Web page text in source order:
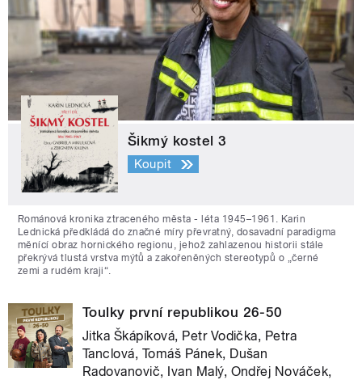
Šikmý kostel 3
Koupit
Románová kronika ztraceného města - léta 1945–1961. Karin
Lednická předkládá do značné míry převratný, dosavadní paradigma
měnící obraz hornického regionu, jehož zahlazenou historii stále
překrývá tlustá vrstva mýtů a zakořeněných stereotypů o „černé
zemi a rudém kraji“.
Toulky první republikou 26-50
Jitka Škápíková, Petr Vodička, Petra
Tanclová, Tomáš Pánek, Dušan
Radovanovič, Ivan Malý, Ondřej Nováček,